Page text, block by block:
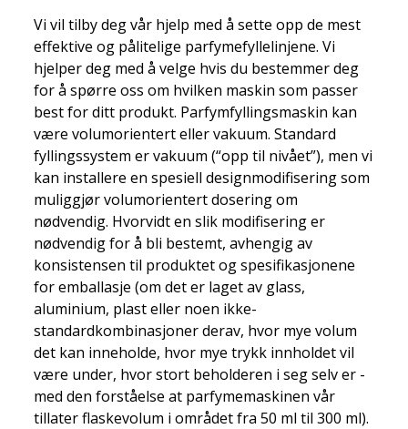
Vi vil tilby deg vår hjelp med å sette opp de mest
effektive og pålitelige parfymefyllelinjene. Vi
hjelper deg med å velge hvis du bestemmer deg
for å spørre oss om hvilken maskin som passer
best for ditt produkt. Parfymfyllingsmaskin kan
være volumorientert eller vakuum. Standard
fyllingssystem er vakuum (“opp til nivået”), men vi
kan installere en spesiell designmodifisering som
muliggjør volumorientert dosering om
nødvendig. Hvorvidt en slik modifisering er
nødvendig for å bli bestemt, avhengig av
konsistensen til produktet og spesifikasjonene
for emballasje (om det er laget av glass,
aluminium, plast eller noen ikke-
standardkombinasjoner derav, hvor mye volum
det kan inneholde, hvor mye trykk innholdet vil
være under, hvor stort beholderen i seg selv er -
med den forståelse at parfymemaskinen vår
tillater flaskevolum i området fra 50 ml til 300 ml).